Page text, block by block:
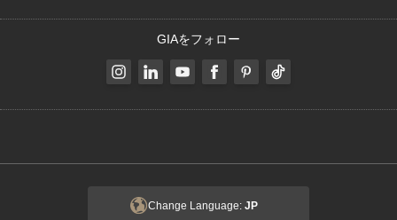
GIAをフォロー
Change Language: JP